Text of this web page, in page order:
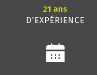
21 ans
D'EXPÉRIENCE